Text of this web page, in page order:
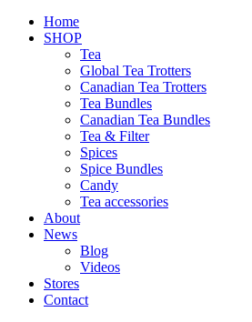
Home
SHOP
Tea
Global Tea Trotters
Canadian Tea Trotters
Tea Bundles
Canadian Tea Bundles
Tea & Filter
Spices
Spice Bundles
Candy
Tea accessories
About
News
Blog
Videos
Stores
Contact